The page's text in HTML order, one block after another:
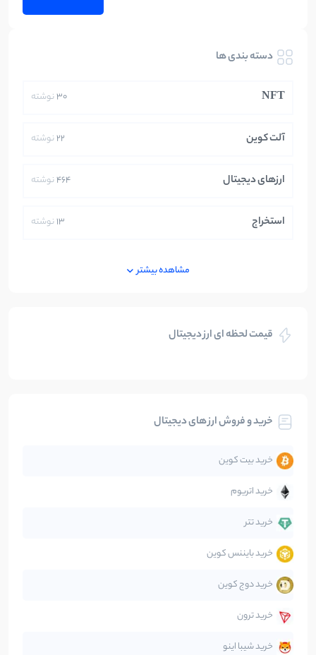
دسته بندی ها
NFT
30نوشته
آلت کوین 22نوشته
ارزهای دیجیتال 464نوشته
استخراج 13نوشته
بلاکچین
تحلیل
جهان
دیفای
صرافی‌ها
قانون‌گذاری
متاورس
مشاهده بیشتر
قیمت لحظه ای ارز دیجیتال
خرید و فروش ارز های دیجیتال
خرید بیت کوین
خرید اتریوم
خرید تتر
خرید بایننس کوین
خرید دوج کوین
خرید ترون
خرید شیبا اینو